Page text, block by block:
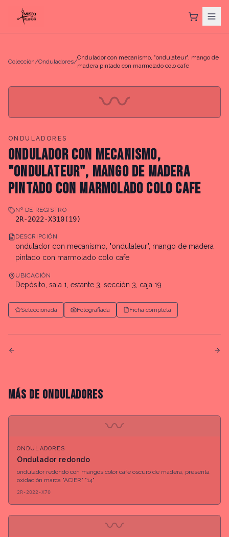
Colección/Onduladores/
Ondulador con mecanismo, "ondulateur", mango de
madera pintado con marmolado colo cafe
〰
ONDULADORES
ONDULADOR CON MECANISMO,
"ONDULATEUR", MANGO DE MADERA
PINTADO CON MARMOLADO COLO CAFE
Nº DE REGISTRO
2R-2022-X310(19)
DESCRIPCIÓN
ondulador con mecanismo, "ondulateur", mango de madera
pintado con marmolado colo cafe
UBICACIÓN
Depósito, sala 1, estante 3, sección 3, caja 19
Seleccionada Fotografiada Ficha completa
MÁS DE ONDULADORES
〰
ONDULADORES
Ondulador redondo
ondulador redondo con mangos color cafe oscuro de madera, presenta
oxidación marca "ACIER" "14"
2R-2022-X70
〰